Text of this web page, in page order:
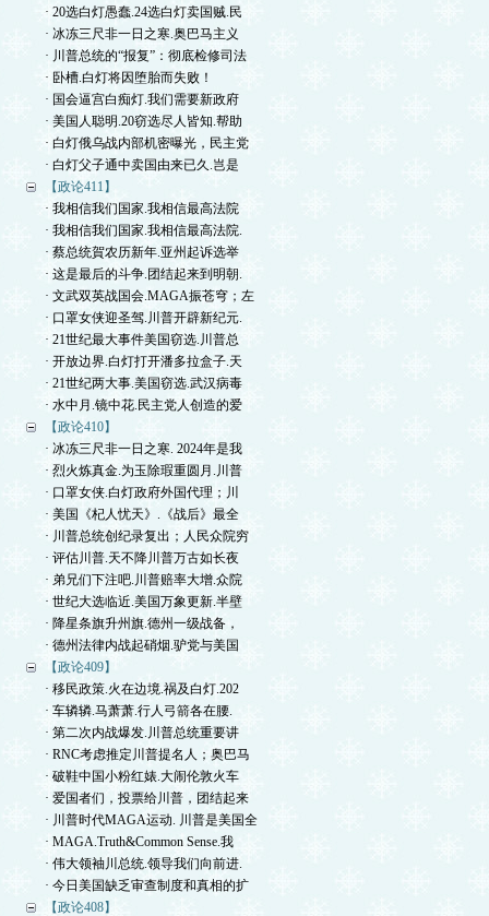
· 20选白灯愚蠢.24选白灯卖国贼.民
· 冰冻三尺非一日之寒.奥巴马主义
· 川普总统的“报复”：彻底检修司法
· 卧槽.白灯将因堕胎而失败！
· 国会逼宫白痴灯.我们需要新政府
· 美国人聪明.20窃选尽人皆知.帮助
· 白灯俄乌战内部机密曝光，民主党
· 白灯父子通中卖国由来已久.岂是
【政论411】
· 我相信我们国家.我相信最高法院
· 我相信我们国家.我相信最高法院.
· 蔡总统賀农历新年.亚州起诉选举
· 这是最后的斗争.团结起来到明朝.
· 文武双英战国会.MAGA振苍穹；左
· 口罩女侠迎圣驾.川普开辟新纪元.
· 21世纪最大事件美国窃选.川普总
· 开放边界.白灯打开潘多拉盒子.天
· 21世纪两大事.美国窃选.武汉病毒
· 水中月.镜中花.民主党人创造的爱
【政论410】
· 冰冻三尺非一日之寒. 2024年是我
· 烈火炼真金.为玉除瑕重圆月.川普
· 口罩女侠.白灯政府外国代理；川
· 美国《杞人忧天》.《战后》最全
· 川普总统创纪录复出；人民众院穷
· 评估川普.天不降川普万古如长夜
· 弟兄们下注吧.川普赔率大增.众院
· 世纪大选临近.美国万象更新.半壁
· 降星条旗升州旗.德州一级战备，
· 德州法律内战起硝烟.驴党与美国
【政论409】
· 移民政策.火在边境.祸及白灯.202
· 车辚辚.马萧萧.行人弓箭各在腰.
· 第二次内战爆发.川普总统重要讲
· RNC考虑推定川普提名人；奥巴马
· 破鞋中国小粉红婊.大闹伦敦火车
· 爱国者们，投票给川普，团结起来
· 川普时代MAGA运动. 川普是美国全
· MAGA.Truth&Common Sense.我
· 伟大领袖川总统.领导我们向前进.
· 今日美国缺乏审查制度和真相的扩
【政论408】